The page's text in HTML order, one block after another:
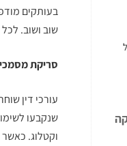
בעותקים
שוב ושוב.
סריקת
עורכי דין
שנקבעו
וקטלוג.